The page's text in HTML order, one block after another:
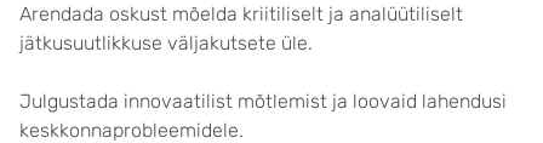
Arendada oskust mõelda kriitiliselt ja analüütiliselt
jätkusuutlikkuse väljakutsete üle.
Julgustada innovaatilist mõtlemist ja loovaid lahendusi
keskkonnaprobleemidele.